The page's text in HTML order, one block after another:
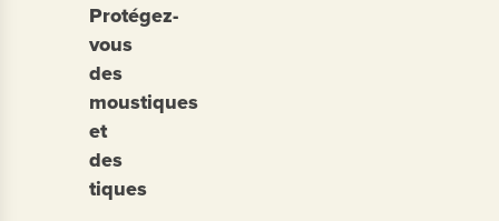
Protégez-
vous
des
moustiques
et
des
tiques